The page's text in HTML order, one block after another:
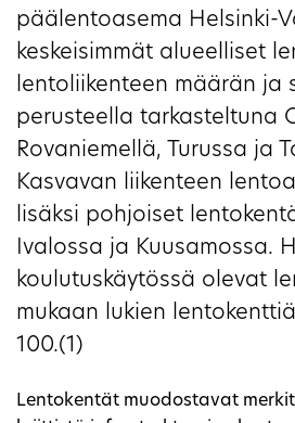
päälentoasema Helsinki-
keskeisimmät alueelliset
lentoliikenteen määrän ja
perusteella tarkasteltuna
Rovaniemellä, Turussa ja
Kasvavan liikenteen
lisäksi pohjoiset
Ivalossa ja Kuusamossa.
koulutuskäytössä olevat
mukaan lukien
100.(1)
Lentokentät muodostavat